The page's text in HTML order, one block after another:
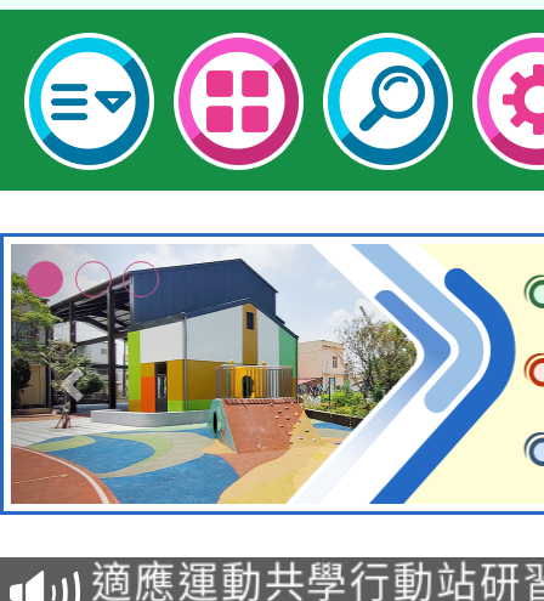
本校115學年度第2次
招甄選結果公告(無人
適應運動共學行動站研